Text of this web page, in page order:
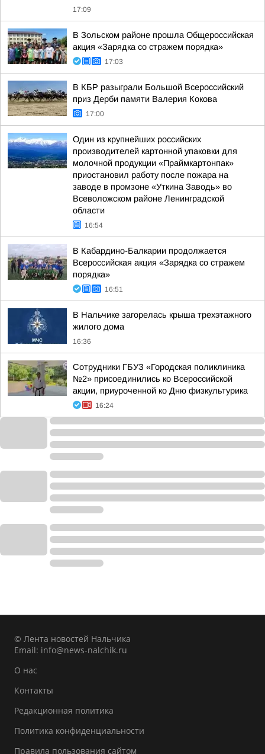
17:09
В Зольском районе прошла Общероссийская
акция «Зарядка со стражем порядка»
17:03
В КБР разыграли Большой Всероссийский
приз Дерби памяти Валерия Кокова
17:00
Один из крупнейших российских
производителей картонной упаковки для
молочной продукции «Праймкартонпак»
приостановил работу после пожара на
заводе в промзоне «Уткина Заводь» во
Всеволожском районе Ленинградской
области
16:54
В Кабардино-Балкарии продолжается
Всероссийская акция «Зарядка со стражем
порядка»
16:51
В Нальчике загорелась крыша трехэтажного
жилого дома
16:36
Сотрудники ГБУЗ «Городская поликлиника
№2» присоединились ко Всероссийской
акции, приуроченной ко Дню физкультурика
16:24
© Лента новостей Нальчика
Email: info@news-nalchik.ru
О нас
Контакты
Редакционная политика
Политика конфиденциальности
Правила пользования сайтом